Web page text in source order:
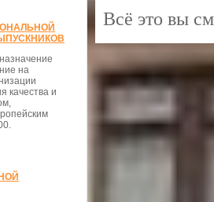
на
качества и
Всё это вы